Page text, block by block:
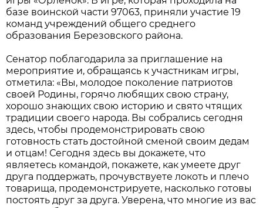
базе воинской части 97063, приняли участие 19
команд учреждений общего среднего
образования Березовского района.
Сенатор поблагодарила за приглашение на
мероприятие и, обращаясь к участникам игры,
отметила: «Вы, молодое поколение патриотов
своей Родины, горячо любящих свою страну,
хорошо знающих свою историю и свято чтящих
традиции своего народа. Вы собрались сегодня
здесь, чтобы продемонстрировать свою
готовность стать достойной сменой своим дедам
и отцам! Сегодня здесь вы докажете, что
являетесь командой, покажете, как умеете друг
друга поддержать, прочувствуете локоть и плечо
товарища, продемонстрируете, насколько готовы
постоять друг за друга. Уверена, что многие из вас